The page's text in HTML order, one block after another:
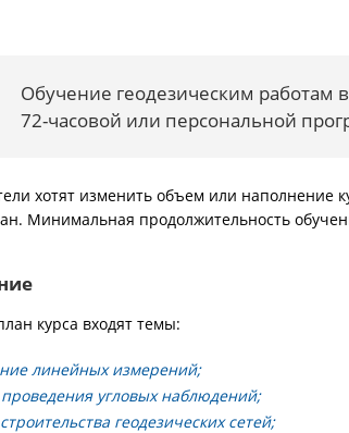
Обучение геодезическим работам
72-часовой или персональной
хотят изменить объем или наполнение
Минимальная продолжительность
курса входят темы:
линейных измерений;
угловых наблюдений;
геодезических сетей;